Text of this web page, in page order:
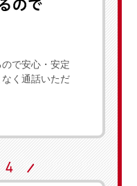
で安心・安定
く通話いただ